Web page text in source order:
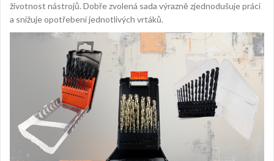
životnost nástrojů. Dobře zvolená sada výrazně zjednodušuje práci
a snižuje opotřebení jednotlivých vrtáků.